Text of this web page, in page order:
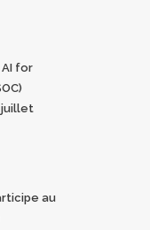
AI for
juillet
au